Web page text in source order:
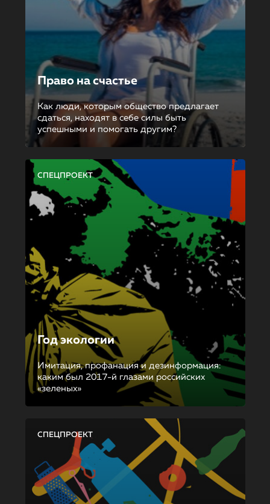
Право на счастье
Как люди, которым общество предлагает
сдаться, находят в себе силы быть
успешными и помогать другим?
СПЕЦПРОЕКТ
Год экологии
Имитация, профанация и дезинформация:
каким был 2017-й глазами российских
«зеленых»
СПЕЦПРОЕКТ